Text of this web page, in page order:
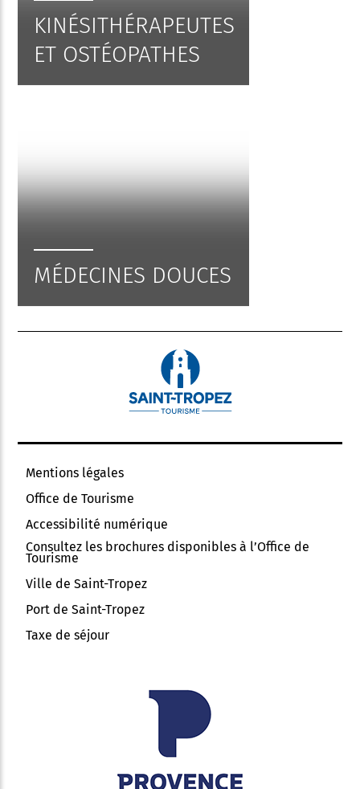
KINÉSITHÉRAPEUTES
ET OSTÉOPATHES
MÉDECINES DOUCES
Mentions légales
Office de Tourisme
Accessibilité numérique
Consultez les brochures disponibles à l’Office de
Tourisme
Ville de Saint-Tropez
Port de Saint-Tropez
Taxe de séjour